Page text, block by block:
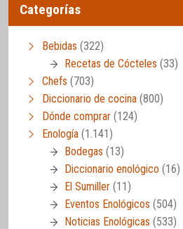
Categorías
Bebidas (322)
Recetas de Cócteles (33)
Chefs (703)
Diccionario de cocina (800)
Dónde comprar (124)
Enología (1.141)
Bodegas (13)
Diccionario enológico (16)
El Sumiller (11)
Eventos Enológicos (504)
Noticias Enológicas (533)